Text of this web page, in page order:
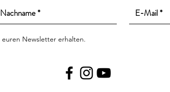
Newsletter erhalten.